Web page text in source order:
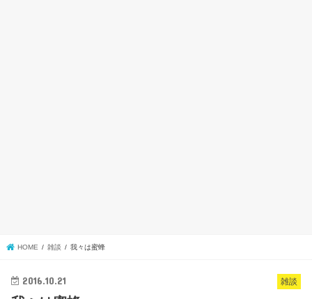
HOME 雑談 我々は蜜蜂
雑談
2016.10.21